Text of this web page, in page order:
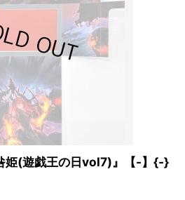
姫(遊戯王の日vol7)』【-】{-}